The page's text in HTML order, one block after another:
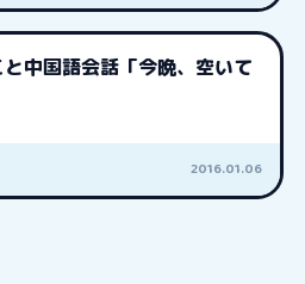
中国語会話「今晩、空いて
2016.01.06